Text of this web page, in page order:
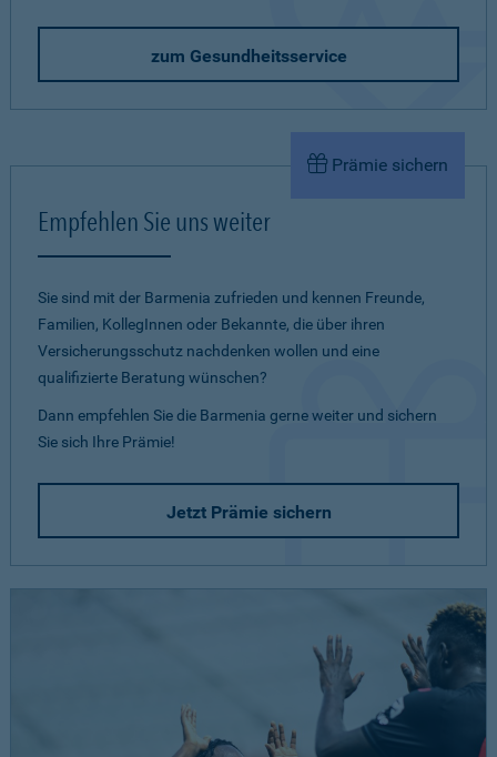
zum Gesundheitsservice
Prämie sichern
Empfehlen Sie uns weiter
Sie sind mit der Barmenia zufrieden und kennen Freunde,
Familien, KollegInnen oder Bekannte, die über ihren
Versicherungsschutz nachdenken wollen und eine
qualifizierte Beratung wünschen?
Dann empfehlen Sie die Barmenia gerne weiter und sichern
Sie sich Ihre Prämie!
Jetzt Prämie sichern